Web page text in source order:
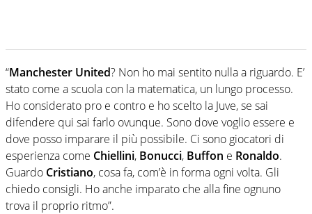
“Manchester United? Non ho mai sentito nulla a riguardo. E’
stato come a scuola con la matematica, un lungo processo.
Ho considerato pro e contro e ho scelto la Juve, se sai
difendere qui sai farlo ovunque. Sono dove voglio essere e
dove posso imparare il più possibile. Ci sono giocatori di
esperienza come Chiellini, Bonucci, Buffon e Ronaldo.
Guardo Cristiano, cosa fa, com’è in forma ogni volta. Gli
chiedo consigli. Ho anche imparato che alla fine ognuno
trova il proprio ritmo”.